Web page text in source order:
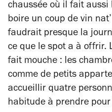
chaussée où il fait aussi
boire un coup de vin
faudrait presque la
ce que le spot a à offrir.
fait mouche : les
comme de petits
accueillir quatre
habitude à prendre